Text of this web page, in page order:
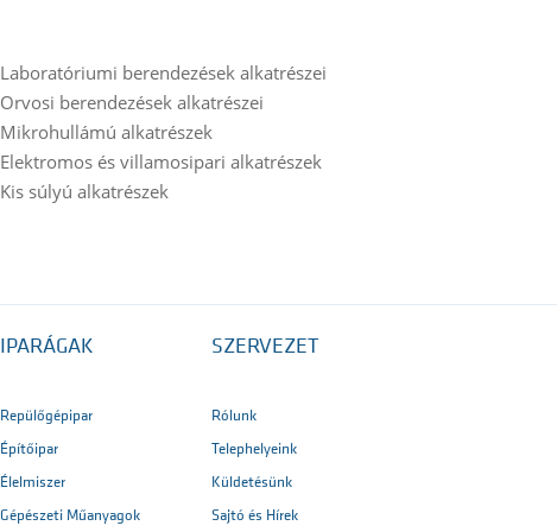
Laboratóriumi berendezések alkatrészei
Orvosi berendezések alkatrészei
Mikrohullámú alkatrészek
Elektromos és villamosipari alkatrészek
Kis súlyú alkatrészek
IPARÁGAK
Repülőgépipar
Építőipar
Élelmiszer
Gépészeti Műanyagok
SZERVEZET
Rólunk
Telephelyeink
Küldetésünk
Sajtó és Hírek